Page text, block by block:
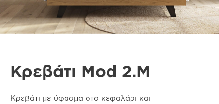
Κρεβάτι Mod 2.M
Κρεβάτι με ύφασμα στο κεφαλάρι και